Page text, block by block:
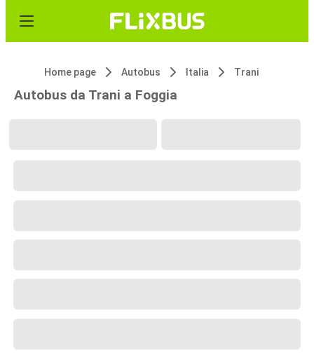
Home page Autobus Italia Trani
Autobus da Trani a Foggia